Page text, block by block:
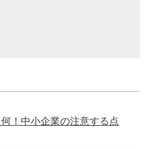
！中小企業の注意する点